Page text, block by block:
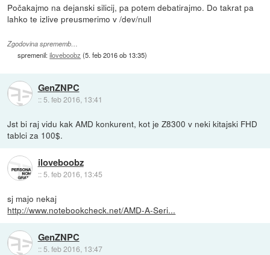
Počakajmo na dejanski silicij, pa potem debatirajmo. Do takrat pa
lahko te izlive preusmerimo v /dev/null
Zgodovina sprememb…
spremenil:iloveboobz (5. feb 2016 ob 13:35)
GenZNPC
:: 5. feb 2016, 13:41
Jst bi raj vidu kak AMD konkurent, kot je Z8300 v neki kitajski FHD
tablci za 100$.
iloveboobz
::5. feb 2016, 13:45
sj majo nekaj
http://www.notebookcheck.net/AMD-A-Seri...
GenZNPC
:: 5. feb 2016, 13:47